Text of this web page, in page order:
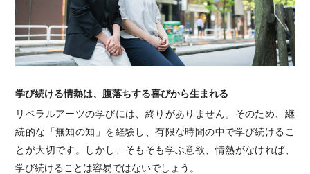
学び続ける情熱は、腹落ちする喜びから生まれる
リベラルアーツの学びには、終りがありません。そのため、継
続的な「無知の知」を経験し、有限な時間の中で学び続けるこ
とが大切です。しかし、そもそも学ぶ意欲、情熱がなければ、
学び続けることは容易ではないでしょう。